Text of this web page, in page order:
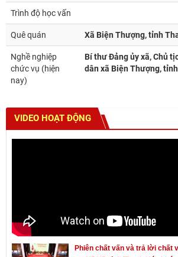
Trình độ học vấn
Quê quán Xã Biện Thượng, tỉnh
Nghề nghiệp
chức vụ (hiện
nay)
Bí thư Đảng ủy xã, Chủ
dân xã Biện Thượng,
VIDEO HOẠT ĐỘNG
Phiên chất vấn và trả lời chất